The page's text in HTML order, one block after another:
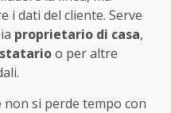
i dati del cliente. Serve
proprietario di casa,
o per altre
si perde tempo con